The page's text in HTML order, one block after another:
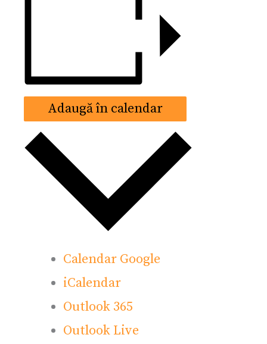
Adaugă în calendar
Calendar Google
iCalendar
Outlook 365
Outlook Live